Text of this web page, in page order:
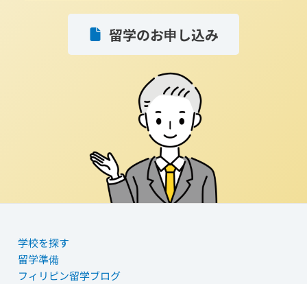
留学のお申し込み
学校を探す
留学準備
フィリピン留学ブログ